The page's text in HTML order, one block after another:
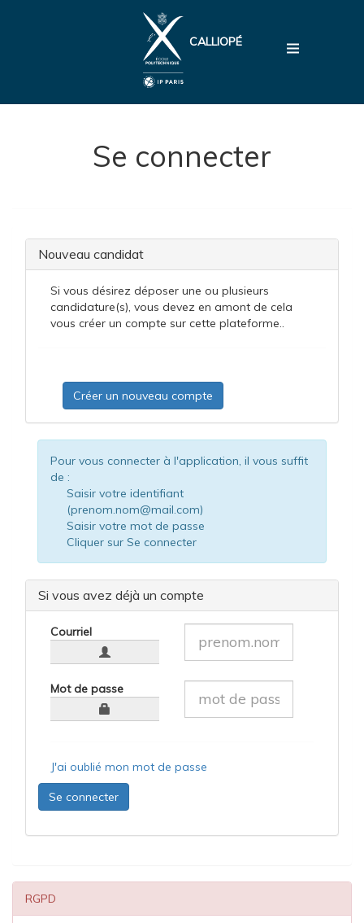
CALLIOPÉ
Se connecter
Nouveau candidat
Si vous désirez déposer une ou plusieurs
candidature(s), vous devez en amont de cela
vous créer un compte sur cette plateforme..
Créer un nouveau compte
Pour vous connecter à l'application, il vous suffit
de :
Saisir votre identifiant
(prenom.nom@mail.com)
Saisir votre mot de passe
Cliquer sur Se connecter
Si vous avez déjà un compte
Courriel
Mot de passe
J'ai oublié mon mot de passe
Se connecter
RGPD